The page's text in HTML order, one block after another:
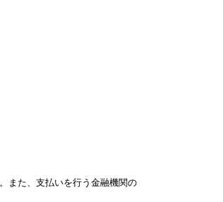
また、支払いを行う金融機関の